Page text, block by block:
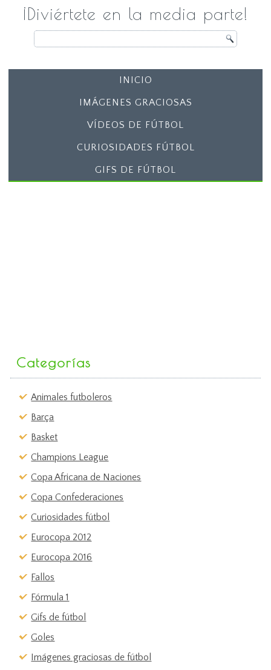
¡Diviértete en la media parte!
INICIO
IMÁGENES GRACIOSAS
VÍDEOS DE FÚTBOL
CURIOSIDADES FÚTBOL
GIFS DE FÚTBOL
Categorías
Animales futboleros
Barça
Basket
Champions League
Copa Africana de Naciones
Copa Confederaciones
Curiosidades fútbol
Eurocopa 2012
Eurocopa 2016
Fallos
Fórmula 1
Gifs de fútbol
Goles
Imágenes graciosas de fútbol